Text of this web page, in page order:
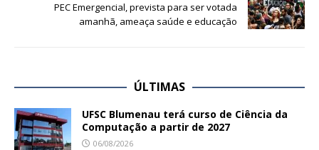
PEC Emergencial, prevista para ser votada
amanhã, ameaça saúde e educação
ÚLTIMAS
UFSC Blumenau terá curso de Ciência da
Computação a partir de 2027
06/08/2026